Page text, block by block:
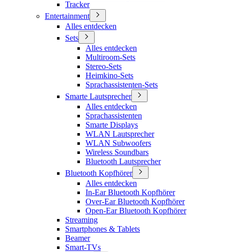
Tracker
Entertainment
Alles entdecken
Sets
Alles entdecken
Multiroom-Sets
Stereo-Sets
Heimkino-Sets
Sprachassistenten-Sets
Smarte Lautsprecher
Alles entdecken
Sprachassistenten
Smarte Displays
WLAN Lautsprecher
WLAN Subwoofers
Wireless Soundbars
Bluetooth Lautsprecher
Bluetooth Kopfhörer
Alles entdecken
In-Ear Bluetooth Kopfhörer
Over-Ear Bluetooth Kopfhörer
Open-Ear Bluetooth Kopfhörer
Streaming
Smartphones & Tablets
Beamer
Smart-TVs